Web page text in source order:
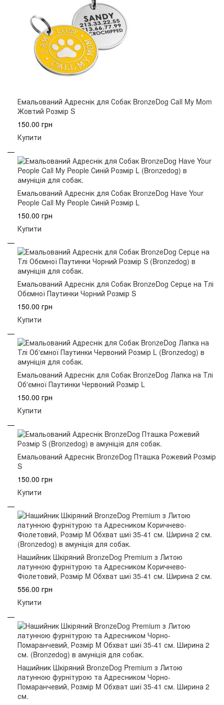
Емальований Адреснік для Собак BronzeDog Call My Mom
Жовтий Розмір S
150.00 грн
Купити
Емальований Адреснік для Собак BronzeDog Have Your
People Call My People Синій Розмір L
150.00 грн
Купити
Емальований Адреснік для Собак BronzeDog Серце на Тлі
Обємної Паутинки Чорний Розмір S
150.00 грн
Купити
Емальований Адреснік для Собак BronzeDog Лапка на Тлі
Об'ємної Паутинки Червоний Розмір L
150.00 грн
Купити
Емальований Адреснік BronzeDog Пташка Рожевий Розмір
S
150.00 грн
Купити
Нашийник Шкіряний BronzeDog Premium з Литою
латунною фурнітурою та Адресником Коричнево-
Фіолетовий, Розмір M Обхват шиї 35-41 см. Ширина 2 см.
556.00 грн
Купити
Нашийник Шкіряний BronzeDog Premium з Литою
латунною фурнітурою та Адресником Чорно-
Помаранчевий, Розмір M Обхват шиї 35-41 см. Ширина 2
см.